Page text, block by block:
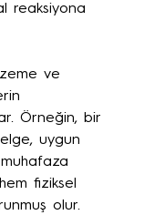
reaksiyona
ve
Örneğin, bir
uygun
fiziksel
olur.